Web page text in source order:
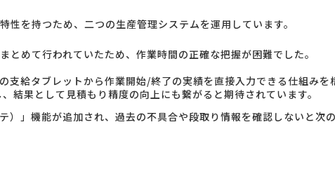
を持つため、二つの生産管理システムを運用しています。
めて行われていたため、作業時間の正確な把握が困難でした。
支給タブレットから作業開始/終了の実績を直接入力できる仕組みを
結果として見積もり精度の向上にも繋がると期待されています。
）」機能が追加され、過去の不具合や段取り情報を確認しないと次